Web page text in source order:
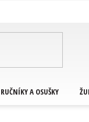
RUČNÍKY A OSUŠKY